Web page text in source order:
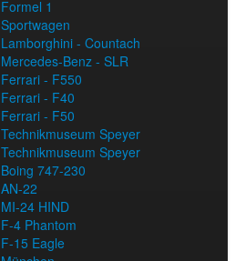
Formel 1
Sportwagen
Lamborghini - Countach
Mercedes-Benz - SLR
Ferrari - F550
Ferrari - F40
Ferrari - F50
Technikmuseum Speyer
Technikmuseum Speyer
Boing 747-230
AN-22
MI-24 HIND
F-4 Phantom
F-15 Eagle